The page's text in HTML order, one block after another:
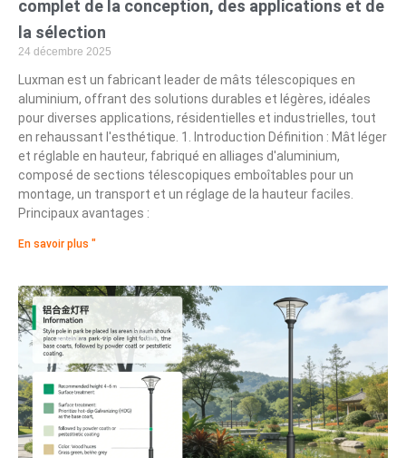
complet de la conception, des applications et de
la sélection
24 décembre 2025
Luxman est un fabricant leader de mâts télescopiques en
aluminium, offrant des solutions durables et légères, idéales
pour diverses applications, résidentielles et industrielles, tout
en rehaussant l'esthétique. 1. Introduction Définition : Mât léger
et réglable en hauteur, fabriqué en alliages d'aluminium,
composé de sections télescopiques emboîtables pour un
montage, un transport et un réglage de la hauteur faciles.
Principaux avantages :
En savoir plus "